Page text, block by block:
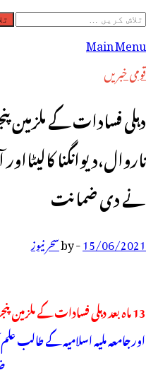
تلاش
کریں
برائے:
Main Menu
قومی خبریں
دہلی فسادات کے ملزمین
ناروال،دیوانگنا
نے دی ضمانت
15/06/2021
-
byسحر نیوز
13 ماہ بعد دہلی فسادات کے ملزمین پنجرہ توڑ کی ارکان نتاشاہ ناروال،دیوانگنا کالیٹا
اورجامعہ ملیہ اسلامیہ کے طالب